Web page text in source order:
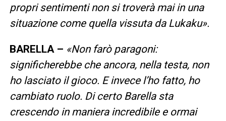
propri sentimenti non si troverà mai in una
situazione come quella vissuta da Lukaku».
BARELLA – «Non farò paragoni:
significherebbe che ancora, nella testa, non
ho lasciato il gioco. E invece l’ho fatto, ho
cambiato ruolo. Di certo Barella sta
crescendo in maniera incredibile e ormai